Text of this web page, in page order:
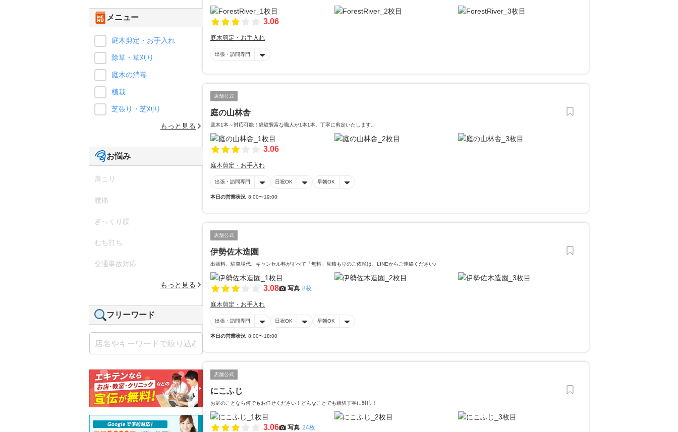
3.06
庭木剪定・お手入れ
出張・訪問専門
店舗公式
庭の山林舎
庭木1本～対応可能！経験豊富な職人が1本1本、丁寧に剪定いたします。
3.06
庭木剪定・お手入れ
出張・訪問専門 日祝OK 早朝OK
本日の営業状況 8:00〜19:00
店舗公式
伊勢佐木造園
出張料、駐車場代、キャンセル料がすべて「無料」見積もりのご依頼は、LINEからご連絡ください♪
3.08 写真 8枚
庭木剪定・お手入れ
出張・訪問専門 日祝OK 早朝OK
本日の営業状況 8:00〜18:00
店舗公式
にこふじ
お庭のことなら何でもお任せください！どんなことでも親切丁寧に対応！
3.06 写真 24枚
メニュー
庭木剪定・お手入れ
除草・草刈り
庭木の消毒
植栽
芝張り・芝刈り
もっと見る
お悩み
肩こり
腰痛
ぎっくり腰
むち打ち
交通事故対応
もっと見る
フリーワード